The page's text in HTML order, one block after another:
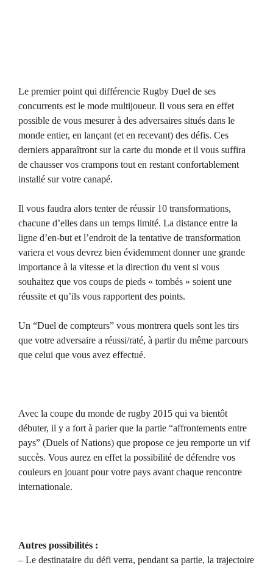
Le premier point qui différencie Rugby Duel de ses
concurrents est le mode multijoueur. Il vous sera en effet
possible de vous mesurer à des adversaires situés dans le
monde entier, en lançant (et en recevant) des défis. Ces
derniers apparaîtront sur la carte du monde et il vous suffira
de chausser vos crampons tout en restant confortablement
installé sur votre canapé.
Il vous faudra alors tenter de réussir 10 transformations,
chacune d’elles dans un temps limité. La distance entre la
ligne d’en-but et l’endroit de la tentative de transformation
variera et vous devrez bien évidemment donner une grande
importance à la vitesse et la direction du vent si vous
souhaitez que vos coups de pieds « tombés » soient une
réussite et qu’ils vous rapportent des points.
Un “Duel de compteurs” vous montrera quels sont les tirs
que votre adversaire a réussi/raté, à partir du même parcours
que celui que vous avez effectué.
Avec la coupe du monde de rugby 2015 qui va bientôt
débuter, il y a fort à parier que la partie “affrontements entre
pays” (Duels of Nations) que propose ce jeu remporte un vif
succès. Vous aurez en effet la possibilité de défendre vos
couleurs en jouant pour votre pays avant chaque rencontre
internationale.
Autres possibilités :
– Le destinataire du défi verra, pendant sa partie, la trajectoire